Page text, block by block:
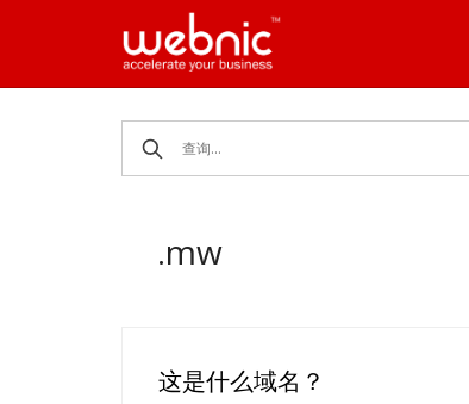
.mw
这是什么域名？